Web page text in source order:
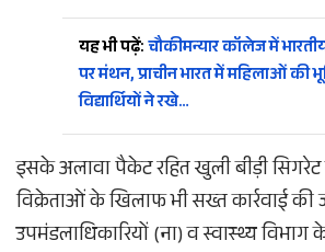
यह भी पढ़ें:चौकीमन्यार कॉलेज में भारतीय
पर मंथन, प्राचीन भारत में महिलाओं की
विद्यार्थियों ने रखे…
इसके अलावा पैकेट रहित खुली बीड़ी
विक्रेताओं के खिलाफ भी सख्त कार्रवाई की
उपमंडलाधिकारियों (ना) व स्वास्थ्य विभाग